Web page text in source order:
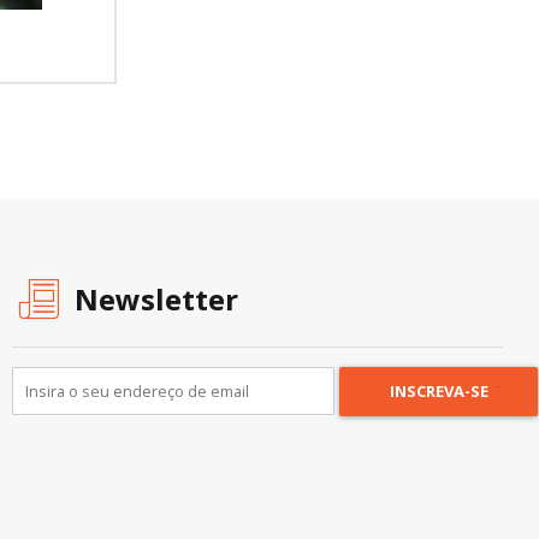
Newsletter